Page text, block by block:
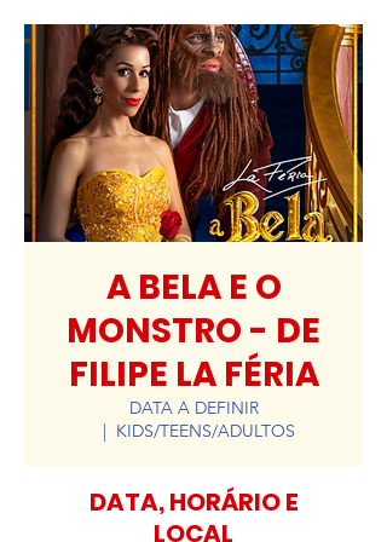
A BELA E O
MONSTRO - DE
FILIPE LA FÉRIA
DATA A DEFINIR
  |
KIDS/TEENS/ADULTOS
DATA, HORÁRIO E
LOCAL